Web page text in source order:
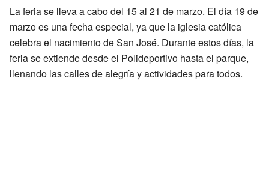
La feria se lleva a cabo del 15 al 21 de marzo. El día 19 de
marzo es una fecha especial, ya que la iglesia católica
celebra el nacimiento de San José. Durante estos días, la
feria se extiende desde el Polideportivo hasta el parque,
llenando las calles de alegría y actividades para todos.